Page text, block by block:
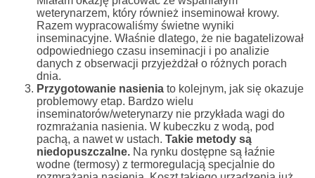
weterynarzem, który również inseminował krowy.
Razem wypracowaliśmy świetne wyniki
inseminacyjne. Właśnie dlatego, że nie bagatelizował
odpowiedniego czasu inseminacji i po analizie
danych z obserwacji przyjeżdżał o różnych porach
dnia.
Przygotowanie nasienia to kolejnym, jak się okazuje
problemowy etap. Bardzo wielu
inseminatorów/weterynarzy nie przykłada wagi do
rozmrażania nasienia. W kubeczku z wodą, pod
pachą, a nawet w ustach. Takie metody są
niedopuszczalne. Na rynku dostępne są łaźnie
wodne (termosy) z termoregulacją specjalnie do